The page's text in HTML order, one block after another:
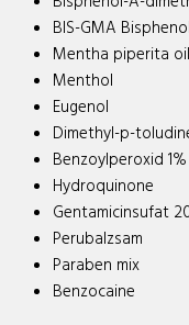
BIS-GMA
Mentha piperita oil
Menthol
Eugenol
Dimethyl-p-
Benzoylperoxid 1%
Hydroquinone
Gentamicinsufat
Perubalzsam
Paraben mix
Benzocaine